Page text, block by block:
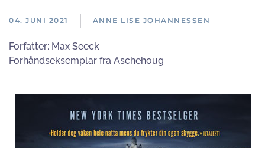
04. JUNI 2021 ANNE LISE JOHANNESSEN
Forfatter: Max Seeck
Forhåndseksemplar fra Aschehoug